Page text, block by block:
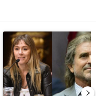
"Grabois, Moreau y
Un artículo de tendencia